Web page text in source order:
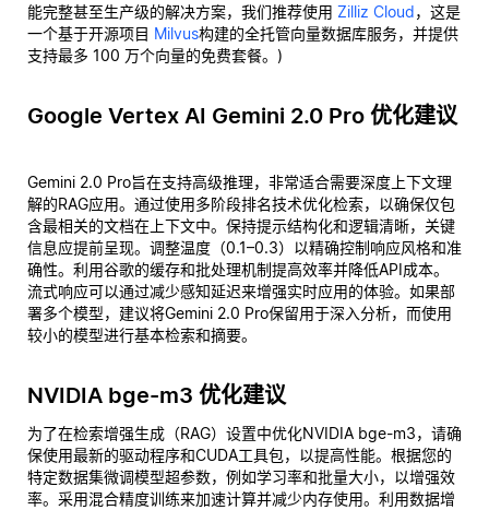
能完整甚至生产级的解决方案，我们推荐使用 Zilliz Cloud，这是
一个基于开源项目 Milvus构建的全托管向量数据库服务，并提供
支持最多 100 万个向量的免费套餐。)
Google Vertex AI Gemini 2.0 Pro 优化建议
Gemini 2.0 Pro旨在支持高级推理，非常适合需要深度上下文理
解的RAG应用。通过使用多阶段排名技术优化检索，以确保仅包
含最相关的文档在上下文中。保持提示结构化和逻辑清晰，关键
信息应提前呈现。调整温度（0.1–0.3）以精确控制响应风格和准
确性。利用谷歌的缓存和批处理机制提高效率并降低API成本。
流式响应可以通过减少感知延迟来增强实时应用的体验。如果部
署多个模型，建议将Gemini 2.0 Pro保留用于深入分析，而使用
较小的模型进行基本检索和摘要。
NVIDIA bge-m3 优化建议
为了在检索增强生成（RAG）设置中优化NVIDIA bge-m3，请确
保使用最新的驱动程序和CUDA工具包，以提高性能。根据您的
特定数据集微调模型超参数，例如学习率和批量大小，以增强效
率。采用混合精度训练来加速计算并减少内存使用。利用数据增